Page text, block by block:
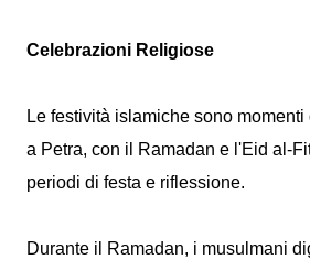
Celebrazioni Religiose
Le festività islamiche sono
a Petra, con il Ramadan e l'Eid al-
periodi di festa e riflessione.
Durante il Ramadan, i musulmani